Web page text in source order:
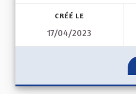
CRÉÉ LE
17/04/2023